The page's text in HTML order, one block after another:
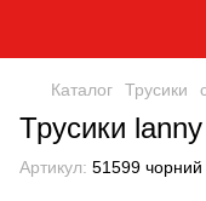
Каталог Трусики
Трусики
Артикул: 51599 чорний